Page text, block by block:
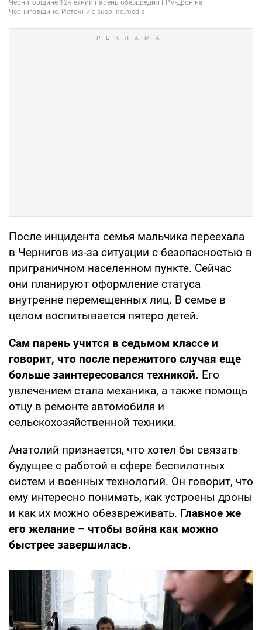
После инцидента семья мальчика переехала
в Чернигов из-за ситуации с безопасностью в
приграничном населенном пункте. Сейчас
они планируют оформление статуса
внутренне перемещенных лиц. В семье в
целом воспитывается пятеро детей.
Сам парень учится в седьмом классе и
говорит, что после пережитого случая еще
больше заинтересовался техникой. Его
увлечением стала механика, а также помощь
отцу в ремонте автомобиля и
сельскохозяйственной техники.
Анатолий признается, что хотел бы связать
будущее с работой в сфере беспилотных
систем и военных технологий. Он говорит, что
ему интересно понимать, как устроены дроны
и как их можно обезвреживать. Главное же
его желание – чтобы война как можно
быстрее завершилась.